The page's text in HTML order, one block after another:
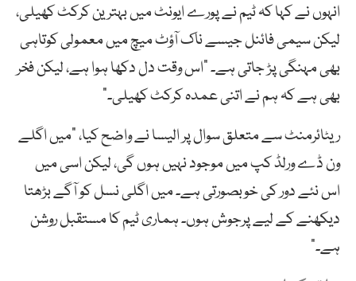
انہوں نے کہا کہ ٹیم نے پورے ایونٹ میں بہترین کرکٹ کھیلی،
لیکن سیمی فائنل جیسے ناک آؤٹ میچ میں معمولی کوتاہی
بھی مہنگی پڑ جاتی ہے۔ “اس وقت دل دکھا ہوا ہے، لیکن فخر
بھی ہے کہ ہم نے اتنی عمدہ کرکٹ کھیلی۔”
ریٹائرمنٹ سے متعلق سوال پر الیسا نے واضح کیا، “میں اگلے
ون ڈے ورلڈ کپ میں موجود نہیں ہوں گی، لیکن اسی میں
اس نئے دور کی خوبصورتی ہے۔ میں اگلی نسل کو آگے بڑھتا
دیکھنے کے لیے پرجوش ہوں۔ ہماری ٹیم کا مستقبل روشن
ہے۔”